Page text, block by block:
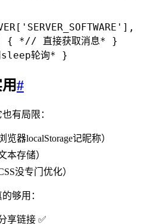
*// 直接获取消息* }
轮询* }
#
有局限：
器localStorage记昵称）
本存储）
没专门优化）
够用：
享链接 ✅